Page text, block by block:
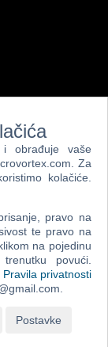
(N) (Xbox
(N) (Xbox
(N) (Xbox
i obrađuje vaše
Za
kolačiće.
pravo na
te pravo na
na pojedinu
povući.
Pravila privatnosti
Postavke